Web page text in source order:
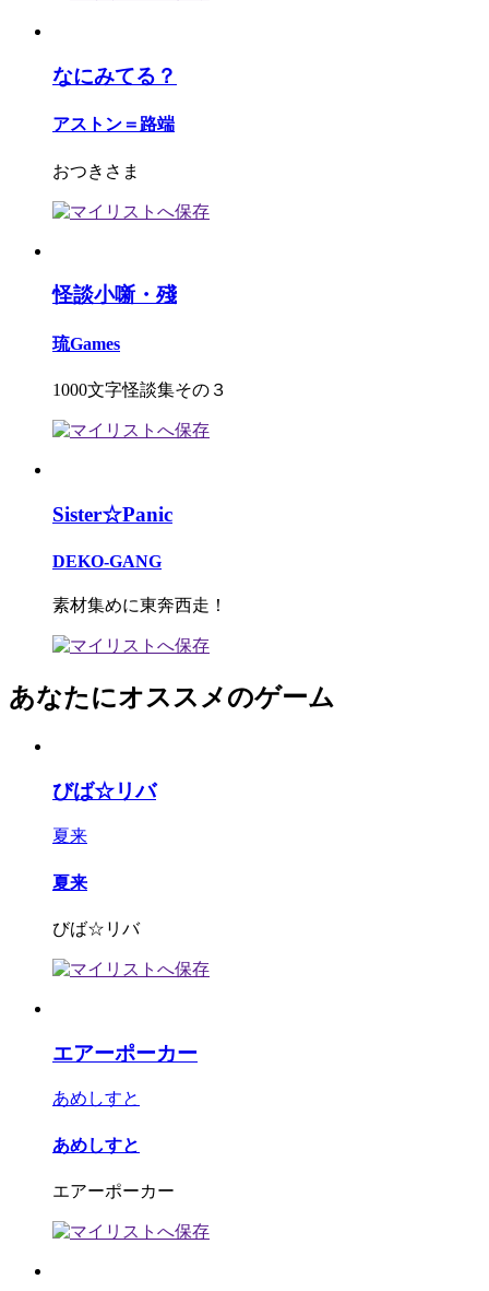
なにみてる？
アストン＝路端
おつきさま
怪談小噺・殘
琉Games
1000文字怪談集その３
Sister☆Panic
DEKO-GANG
素材集めに東奔西走！
あなたにオススメのゲーム
びば☆リバ
夏来
夏来
びば☆リバ
エアーポーカー
あめしすと
あめしすと
エアーポーカー